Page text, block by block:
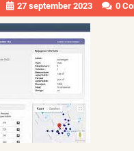
27 september 2023 0